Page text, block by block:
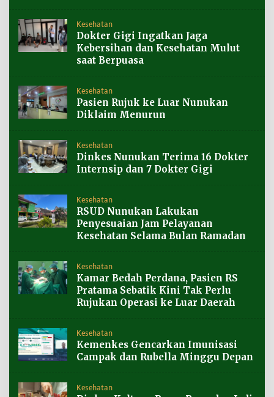
Kesehatan
Dokter Gigi Ingatkan Jaga
Kebersihan dan Kesehatan Mulut
saat Berpuasa
Kesehatan
Pasien Rujuk ke Luar Nunukan
Diklaim Menurun
Kesehatan
Dinkes Nunukan Terima 16 Dokter
Internsip dan 7 Dokter Gigi
Kesehatan
RSUD Nunukan Lakukan
Penyesuaian Jam Pelayanan
Kesehatan Selama Bulan Ramadan
Kesehatan
Kamar Bedah Perdana, Pasien RS
Pratama Sebatik Kini Tak Perlu
Rujukan Operasi ke Luar Daerah
Kesehatan
Kemenkes Gencarkan Imunisasi
Campak dan Rubella Minggu Depan
Kesehatan